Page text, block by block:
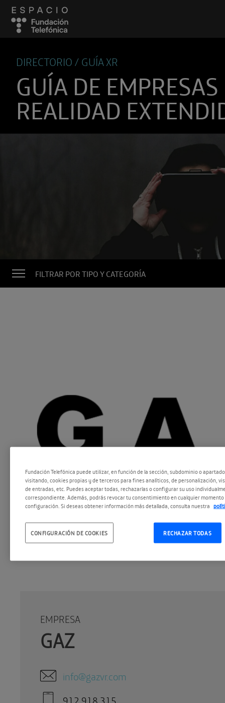
DIRECTORIO / GUÍA XR
GUÍA DE
REALIDAD
FILTRAR POR TIPO Y CATEGORÍA
EMPRESA
GAZ
info@gazvr.com
912 918 315
Fundación Telefónica puede utilizar, en función de la sección, subdominio o
visitando, cookies propias y de terceros para fines analíticos, de personalización,
de entradas, etc. Puedes aceptar todas, rechazarlas o configurar su uso
correspondiente. Además, podrás revocar tu consentimiento en cualquier momento
configuración. Si deseas obtener información más detallada, consulta nuestra
RECHAZAR TODAS
CONFIGURACIÓN DE COOKIES